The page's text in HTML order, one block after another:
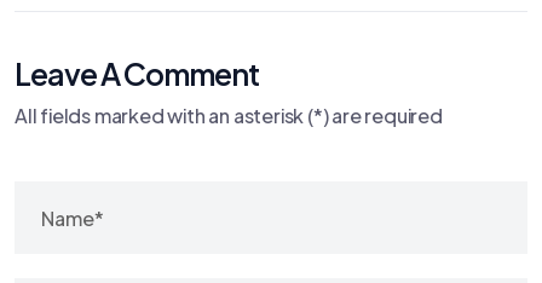
Leave A Comment
All fields marked with an asterisk (*) are required